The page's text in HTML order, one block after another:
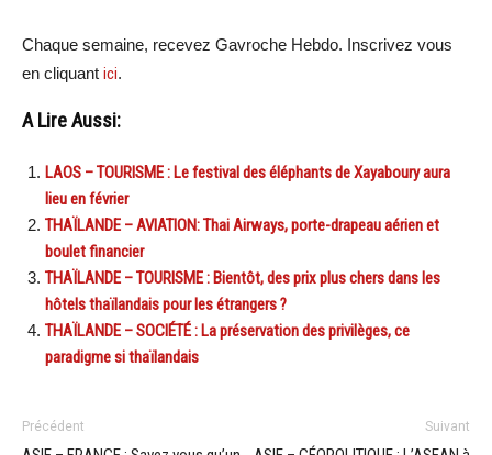
Chaque semaine, recevez Gavroche Hebdo. Inscrivez vous
en cliquant ici.
A Lire Aussi:
LAOS – TOURISME : Le festival des éléphants de Xayaboury aura
lieu en février
THAÏLANDE – AVIATION: Thai Airways, porte-drapeau aérien et
boulet financier
THAÏLANDE – TOURISME : Bientôt, des prix plus chers dans les
hôtels thaïlandais pour les étrangers ?
THAÏLANDE – SOCIÉTÉ : La préservation des privilèges, ce
paradigme si thaïlandais
Précédent Suivant